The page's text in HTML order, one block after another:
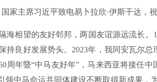
主席习近平致电易卜拉欣·伊斯干达，祝
相望的友好邻邦，两国友谊源远流长。
持良好发展势头。2023年，我同安瓦尔
周年暨“中马友好年”，马来西亚将接任
领中马命运共同体建设不断取得新成果，